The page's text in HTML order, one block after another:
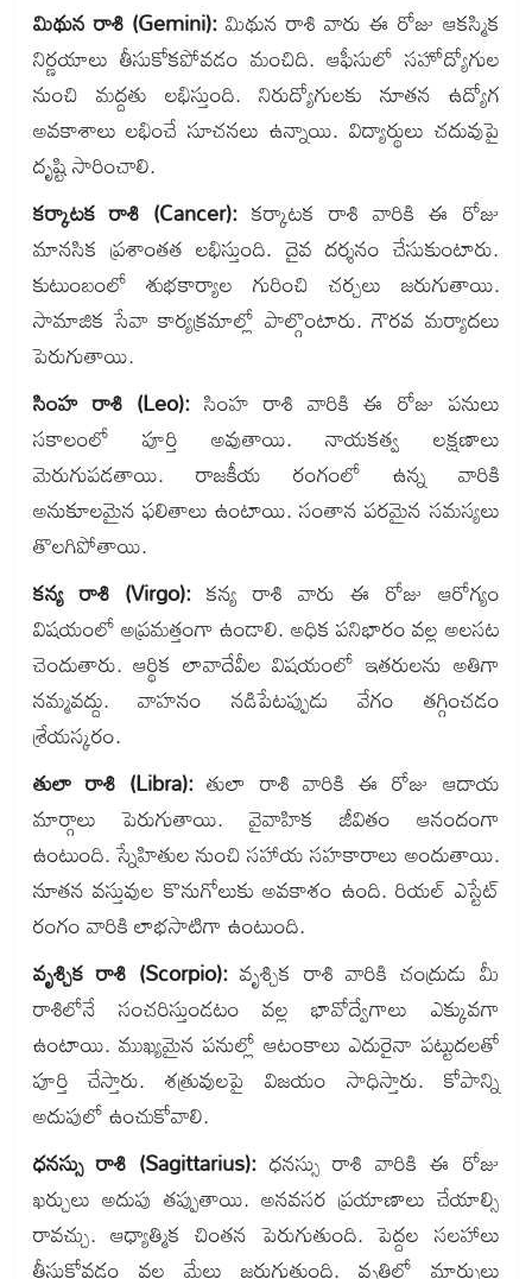
మిథున రాశి (Gemini):మిథున రాశి వారు ఈ రోజు ఆకస్మిక
నిర్ణయాలు తీసుకోకపోవడం మంచిది. ఆఫీసులో సహోద్యోగుల
నుంచి మద్దతు లభిస్తుంది. నిరుద్యోగులకు నూతన ఉద్యోగ
అవకాశాలు లభించే సూచనలు ఉన్నాయి. విద్యార్థులు చదువుపై
దృష్టి సారించాలి.
కర్కాటక రాశి (Cancer): కర్కాటక రాశి వారికి ఈ రోజు
మానసిక ప్రశాంతత లభిస్తుంది. దైవ దర్శనం చేసుకుంటారు.
కుటుంబంలో శుభకార్యాల గురించి చర్చలు జరుగుతాయి.
సామాజిక సేవా కార్యక్రమాల్లో పాల్గొంటారు. గౌరవ మర్యాదలు
పెరుగుతాయి.
సింహ రాశి (Leo):సింహ రాశి వారికి ఈ రోజు పనులు
సకాలంలో పూర్తి అవుతాయి. నాయకత్వ లక్షణాలు
మెరుగుపడతాయి. రాజకీయ రంగంలో ఉన్న వారికి
అనుకూలమైన ఫలితాలు ఉంటాయి. సంతాన పరమైన సమస్యలు
తొలగిపోతాయి.
కన్య రాశి (Virgo):కన్య రాశి వారు ఈ రోజు ఆరోగ్యం
విషయంలో అప్రమత్తంగా ఉండాలి. అధిక పనిభారం వల్ల అలసట
చెందుతారు. ఆర్థిక లావాదేవీల విషయంలో ఇతరులను అతిగా
నమ్మవద్దు. వాహనం నడిపేటప్పుడు వేగం తగ్గించడం
శ్రేయస్కరం.
తులా రాశి (Libra):తులా రాశి వారికి ఈ రోజు ఆదాయ
మార్గాలు పెరుగుతాయి. వైవాహిక జీవితం ఆనందంగా
ఉంటుంది. స్నేహితుల నుంచి సహాయ సహకారాలు అందుతాయి.
నూతన వస్తువుల కొనుగోలుకు అవకాశం ఉంది. రియల్ ఎస్టేట్
రంగం వారికి లాభసాటిగా ఉంటుంది.
వృశ్చిక రాశి (Scorpio):వృశ్చిక రాశి వారికి చంద్రుడు మీ
రాశిలోనే సంచరిస్తుండటం వల్ల భావోద్వేగాలు ఎక్కువగా
ఉంటాయి. ముఖ్యమైన పనుల్లో ఆటంకాలు ఎదురైనా పట్టుదలతో
పూర్తి చేస్తారు. శత్రువులపై విజయం సాధిస్తారు. కోపాన్ని
అదుపులో ఉంచుకోవాలి.
ధనస్సు రాశి (Sagittarius):ధనస్సు రాశి వారికి ఈ రోజు
ఖర్చులు అదుపు తప్పుతాయి. అనవసర ప్రయాణాలు చేయాల్సి
రావచ్చు. ఆధ్యాత్మిక చింతన పెరుగుతుంది. పెద్దల సలహాలు
తీసుకోవడం వల్ల మేలు జరుగుతుంది. వృత్తిలో మార్పులు